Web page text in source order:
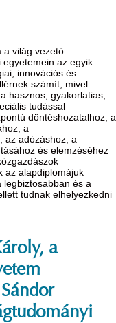
a világ vezető
az egyik
innovációs és
számít, mivel
hasznos, gyakorlatias,
tudással
döntéshozatalhoz, a
a
az adózáshoz, a
és elemzéséhez
az alapdiplomájuk
legbiztosabban és a
tudnak elhelyezkedni
a